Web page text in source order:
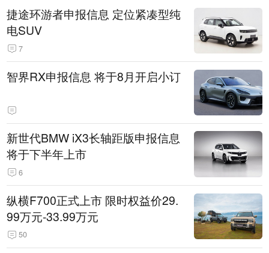
捷途环游者申报信息 定位紧凑型纯
电SUV
7
智界RX申报信息 将于8月开启小订
新世代BMW iX3长轴距版申报信息
将于下半年上市
6
纵横F700正式上市 限时权益价29.
99万元-33.99万元
50